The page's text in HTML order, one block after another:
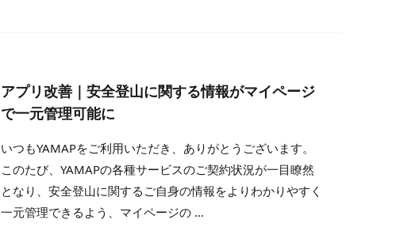
アプリ改善｜安全登山に関する情報がマイページ
で一元管理可能に
いつもYAMAPをご利用いただき、ありがとうございます。
このたび、YAMAPの各種サービスのご契約状況が一目瞭然
となり、安全登山に関するご自身の情報をよりわかりやすく
一元管理できるよう、マイページの …